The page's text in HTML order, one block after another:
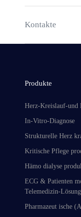
Kontakte
Produkte
Herz-Kreislauf-und
In-Vitro-Diagnose
Strukturelle Herz
Kritische Pflege
Hämo dialyse
ECG & Patienten
Telemedizin-
Pharmazeut ische